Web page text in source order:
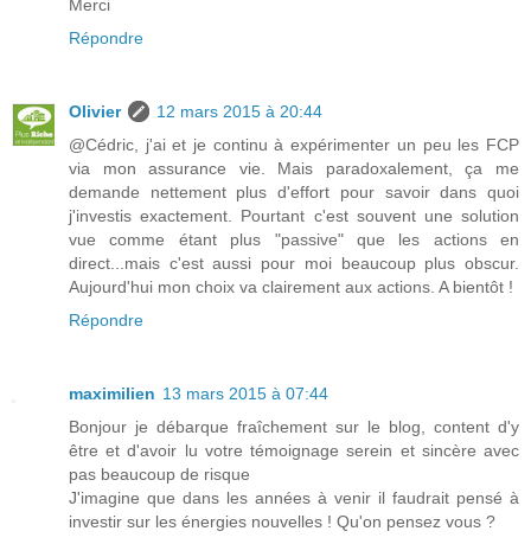
Merci
Répondre
Olivier
12 mars 2015 à 20:44
@Cédric, j'ai et je continu à expérimenter un peu les FCP
via mon assurance vie. Mais paradoxalement, ça me
demande nettement plus d'effort pour savoir dans quoi
j'investis exactement. Pourtant c'est souvent une solution
vue comme étant plus "passive" que les actions en
direct...mais c'est aussi pour moi beaucoup plus obscur.
Aujourd'hui mon choix va clairement aux actions. A bientôt !
Répondre
maximilien 13 mars 2015 à 07:44
Bonjour je débarque fraîchement sur le blog, content d'y
être et d'avoir lu votre témoignage serein et sincère avec
pas beaucoup de risque
J'imagine que dans les années à venir il faudrait pensé à
investir sur les énergies nouvelles ! Qu'on pensez vous ?